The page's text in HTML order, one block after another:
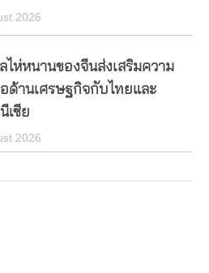
2026
ห่หนานของจีนส่งเสริมความ
ด้านเศรษฐกิจกับไทยและ
เซีย
2026